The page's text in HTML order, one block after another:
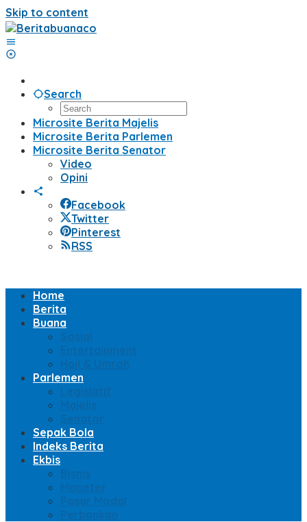
Skip to content
Search
Microsite Berita Majelis
Microsite Berita Parlemen
Microsite Berita Senator
Video
Opini
Facebook
Twitter
Pinterest
RSS
Home
Berita
Buana
Sosial
Entertainment
Haji & Umroh
Parlemen
Legislatif
Majelis
Senator
Sepak Bola
Indeks Berita
Ekbis
Bisnis
Moneter
Pasar Modal
Perbankan